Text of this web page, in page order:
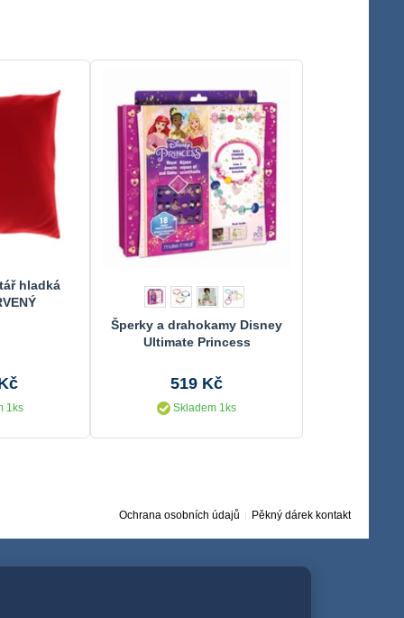
hladká
1ks
Šperky a drahokamy Disney
Ultimate Princess
519 Kč
Skladem 1ks
Ochrana osobních údajů Pěkný dárek kontakt